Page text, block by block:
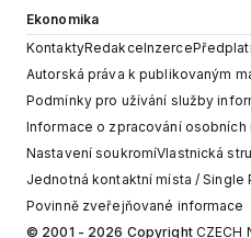
Ekonomika
KontaktyRedakceInzerce
Autorská práva k publikovaným
Podmínky pro užívání služby
Informace o zpracování osobních
Nastavení soukromíVlastnická
Jednotná kontaktní místa / Single
Povinně zveřejňované informace
© 2001 - 2026 Copyright CZECH